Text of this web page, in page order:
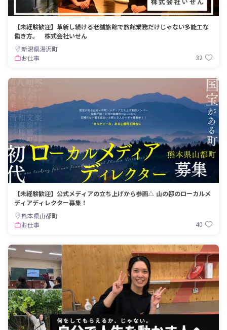
【未経験歓迎】革新し続ける老舗旅館で旅館業務だけじゃない多能工な
働き方。 株式会社いせん
新潟県湯沢町
お仕事
32
【未経験歓迎】公式メディアの立ち上げから参画△ 山の都のローカルメ
ディアディレクター募集！
熊本県山都町
お仕事
40